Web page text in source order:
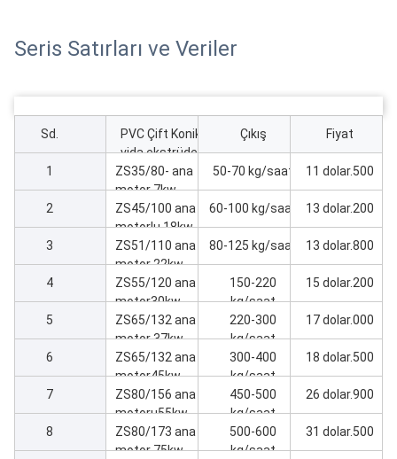
Seris Satırları ve Veriler
Sd.
PVC Çift Konik
vida ekstrüder
Çıkış Fiyat
1
ZS35/80- ana
motor 7kw
Ekstrüder
makine
50-70 kg/saat 11 dolar.500
2
ZS45/100 ana
motorlu 18kw
Ekstrüder
makinesi
60-100 kg/saat 13 dolar.200
3
ZS51/110 ana
motor 22kw
Ekstrüder
makine
80-125 kg/saat 13 dolar.800
4
ZS55/120 ana
motor30kw
Ekstrüder
makine
150-220
kg/saat
15 dolar.200
5
ZS65/132 ana
motor 37kw
Ekstrüder
makinesi
220-300
kg/saat
17 dolar.000
6
ZS65/132 ana
motor45kw
Ekstrüder
makine
300-400
kg/saat
18 dolar.500
7
ZS80/156 ana
motoru55kw
Ekstrüder
makinesi
450-500
kg/saat
26 dolar.900
8
ZS80/173 ana
motor 75kw
500-600
kg/saat
31 dolar.500